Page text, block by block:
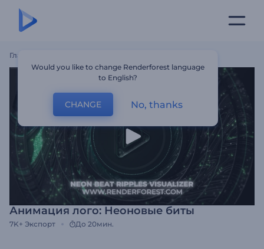
Главная
Анимация лого: Неоновые биты
7K+ Экспорт До 20мин.
Would you like to change Renderforest language
to English?
CHANGE No, thanks